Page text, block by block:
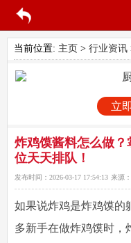
当前位置: 主页 > 行业资讯
立
炸鸡馍酱料怎么做
位天天排队！
发布时间： 2026-03-17 17:54:13 来源：
如果说炸鸡是炸鸡馍的
多新手在做炸鸡馍时，